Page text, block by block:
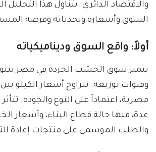
والاقتصاد الدائري. يتناول هذا التحليل
السوق وأسعاره وتحدياته وفرصه
أولاً: واقع السوق وديناميكياته
يتميز سوق الخشب الخردة في مصر
مصرية، اعتماداً على النوع والجودة.
عدة، منها حالة قطاع البناء، وأسعار
والطلب الموسمي على منتجات إعادة